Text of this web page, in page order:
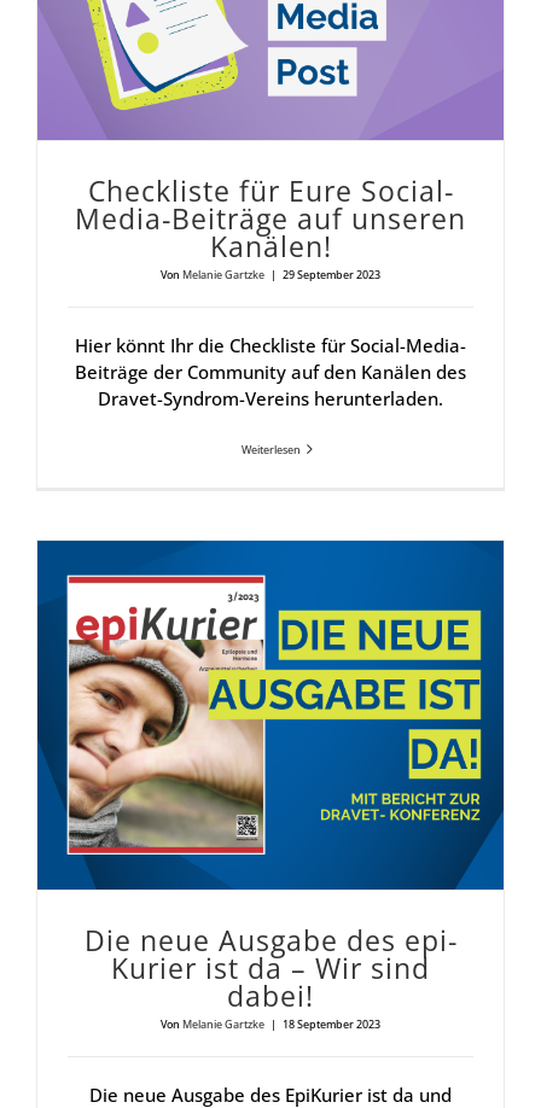
Check­lis­te für Eure Social-
Media-Bei­trä­ge auf unse­ren
Kanä­len!
Von Melanie Gartzke | 29 September 2023
Hier könnt Ihr die Checkliste für Social-Media-
Beiträge der Community auf den Kanälen des
Dravet-Syndrom-Vereins herunterladen.
Weiterlesen
Die neue Aus­ga­be des epi­
Ku­rier ist da – Wir sind
dabei!
Von Melanie Gartzke | 18 September 2023
Die neue Ausgabe des EpiKurier ist da und